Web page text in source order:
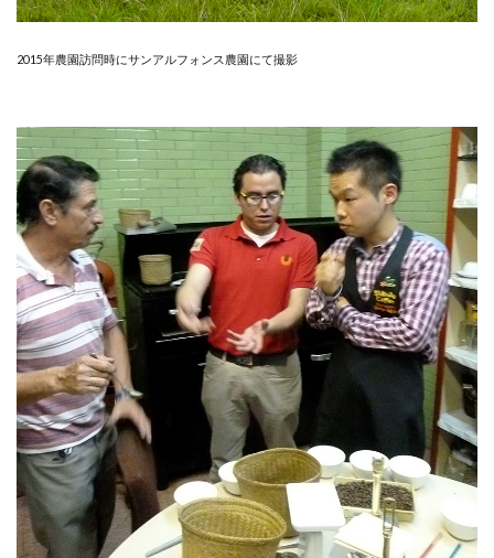
2015年農園訪問時にサンアルフォンス農園にて撮影